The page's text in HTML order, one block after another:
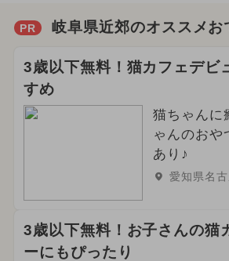
PR 岐阜県近郊のオススメお
3歳以下無料！猫カフェデビ
すめ
猫ちゃんに
ゃんのおや
あり♪
愛知県名
3歳以下無料！お子さんの猫
ーにもぴったり